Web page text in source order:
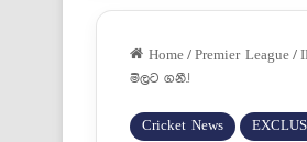
Home / Premier League /
මිලට ගනී.!
Cricket News